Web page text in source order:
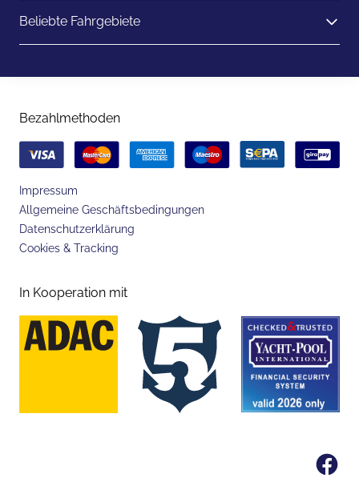
Beliebte Fahrgebiete
Bezahlmethoden
Impressum
Allgemeine Geschäftsbedingungen
Datenschutzerklärung
Cookies & Tracking
In Kooperation mit